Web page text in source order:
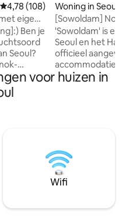
Gemiddelde beoordeling van
4,78 (108)
eigen
indoor toiletten#Gratis
Ben je
Seoul?
per dag.
midden
hanok
een
Woning in Seoul
[Sowoldam]
Geniet van een
'Sowoldam' is
Seoul en het
officieel
accommodatie
Koreanen als
de sterren kijkt! Je kunt toeristische
Gyeongbok-
Ikseon-dong en
voor 2 personen.
voor huizen in
Wifi